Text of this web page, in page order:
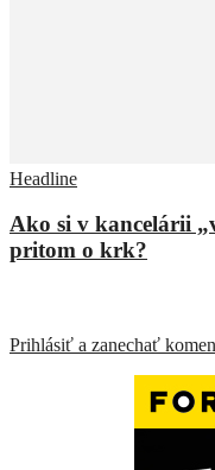
Headline
Ako si v kancelárii
pritom o krk?
Prihlásiť a zanechať